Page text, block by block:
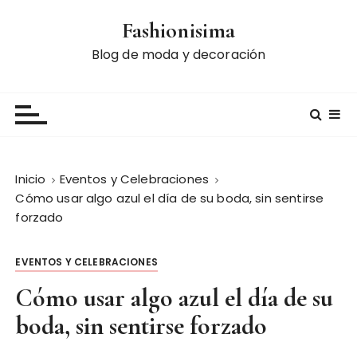
Fashionisima
Blog de moda y decoración
Inicio
Eventos y Celebraciones
Cómo usar algo azul el día de su boda, sin sentirse
forzado
EVENTOS Y CELEBRACIONES
Cómo usar algo azul el día de su
boda, sin sentirse forzado